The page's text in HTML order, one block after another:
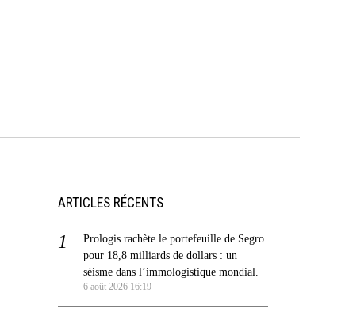
ARTICLES RÉCENTS
Prologis rachète le portefeuille de Segro
pour 18,8 milliards de dollars : un
séisme dans l’immologistique mondial.
6 août 2026 16:19